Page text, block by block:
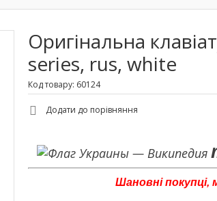
Оригінальна
series, rus, white
Код товару: 60124
Додати до порівняння
Шановні покупці,